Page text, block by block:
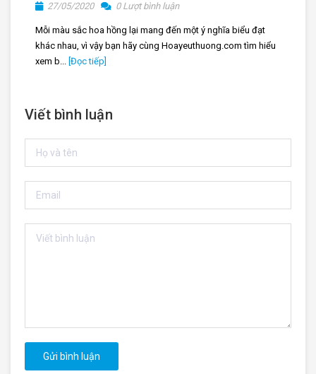
27/05/2020
0 Lượt bình luận
Mỗi màu sắc hoa hồng lại mang đến một ý nghĩa biểu đạt
khác nhau, vì vậy bạn hãy cùng Hoayeuthuong.com tìm hiểu
xem b... [Đọc tiếp]
Viết bình luận
Gửi bình luận